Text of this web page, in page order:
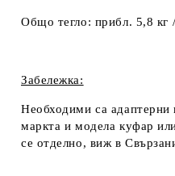
Общо тегло: прибл. 5,8 кг
Забележка:
Необходими са адаптерни
маркта и модела куфар
се отделно, виж в